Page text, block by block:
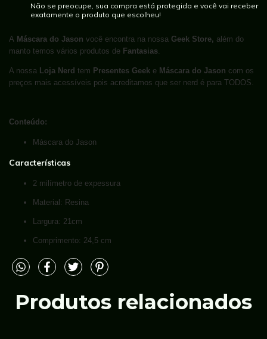
Não se preocupe, sua compra está protegida e você vai receber
exatamente o produto que escolheu!
A Máscara do Jason você encontra na nossa Geek Store, além do
manto temos vários produtos de Fantasias
A nossa Loja Nerd tem Presentes Geek e Máscara do Jason com os
preços mais acessíveis pois acreditamos que ser nerd é para TODOS.
Conteúdo:
Máscara do Jason
Características
2 milímetro de expessura
Material: Resina
Largura: 21cm
Comprimento: 24,5 cm
Produtos relacionados